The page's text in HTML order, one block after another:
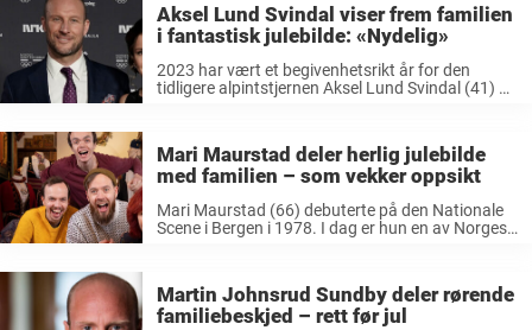
Aksel Lund Svindal viser frem familien
i fantastisk julebilde: «Nydelig»
2023 har vært et begivenhetsrikt år for den
tidligere alpintstjernen Aksel Lund Svindal (41) og
Mari Maurstad deler herlig julebilde
med familien – som vekker oppsikt
Mari Maurstad (66) debuterte på den Nationale
Scene i Bergen i 1978. I dag er hun en av Norges
Martin Johnsrud Sundby deler rørende
familiebeskjed – rett før jul